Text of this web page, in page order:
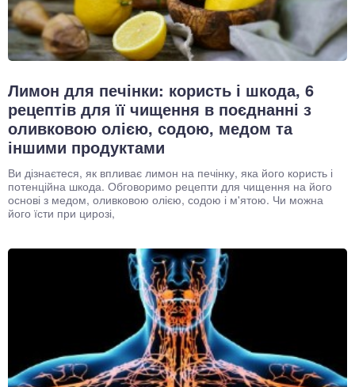
Лимон для печінки: користь і шкода, 6
рецептів для її чищення в поєднанні з
оливковою олією, содою, медом та
іншими продуктами
Ви дізнаєтеся, як впливає лимон на печінку, яка його користь і
потенційна шкода. Обговоримо рецепти для чищення на його
основі з медом, оливковою олією, содою і м'ятою. Чи можна
його їсти при цирозі,